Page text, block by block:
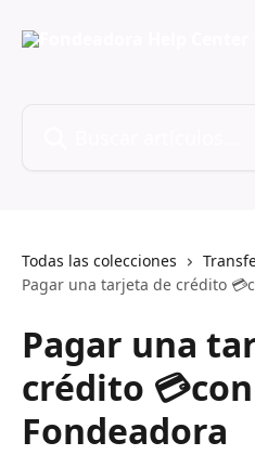
Todas las colecciones
Pagar una tarjeta de crédito
Pagar una
crédito
Fondeadora